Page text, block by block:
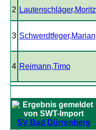
2 Lautenschläger,Moritz
3 Schwerdtfeger,Marian
4 Reimann,Timo
SV Bad Dürrenberg